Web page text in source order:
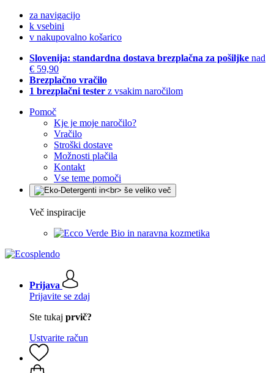
za navigacijo
k vsebini
v nakupovalno košarico
Slovenija: standardna dostava brezplačna za pošiljke nad
€ 59,90
Brezplačno vračilo
1 brezplačni tester z vsakim naročilom
Pomoč
Kje je moje naročilo?
Vračilo
Stroški dostave
Možnosti plačila
Kontakt
Vse teme pomoči
Več inspiracije
Bio in naravna kozmetika
Prijava
Prijavite se zdaj
Ste tukaj prvič?
Ustvarite račun